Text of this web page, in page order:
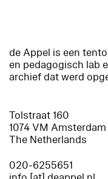
de Appel is een
en pedagogisch lab
archief dat werd
Tolstraat 160
1074 VM Amsterdam
The Netherlands
020-6255651